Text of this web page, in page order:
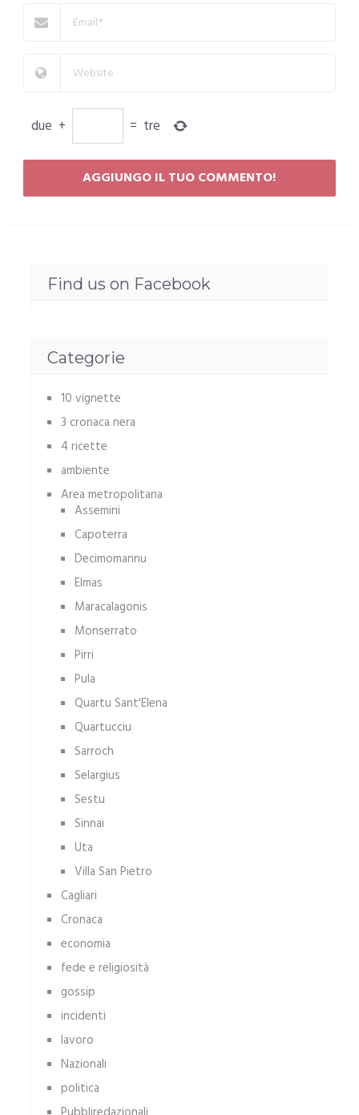
due + = tre
Find us on Facebook
Categorie
10 vignette
3 cronaca nera
4 ricette
ambiente
Area metropolitana
Assemini
Capoterra
Decimomannu
Elmas
Maracalagonis
Monserrato
Pirri
Pula
Quartu Sant'Elena
Quartucciu
Sarroch
Selargius
Sestu
Sinnai
Uta
Villa San Pietro
Cagliari
Cronaca
economia
fede e religiosità
gossip
incidenti
lavoro
Nazionali
politica